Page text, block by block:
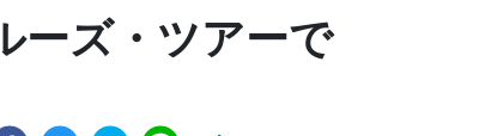
ーズ・ツアーで